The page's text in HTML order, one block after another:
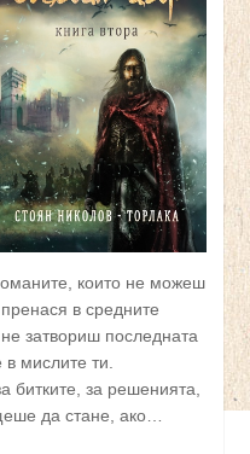
които не можеш
в средните
затвориш последната
мислите ти.
за решенията,
да стане, ако…